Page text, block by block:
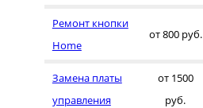
Ремонт кнопки
Home
от 800 руб.
Замена платы
управления
от 1500
руб.